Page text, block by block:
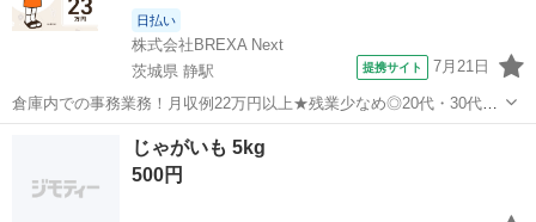
日払い
株式会社BREXA Next
茨城県 静駅
提携サイト 7月21日
倉庫内での事務業務！月収例22万円以上★残業少なめ◎20代・30代・
40代の男女活躍中！空調完備で快適作業★食堂利用可◎マイカー通勤
OK◎無料駐車場完備！《茨城県常陸大宮市》 人気の工場のお仕事 ◇
電子部品製造倉庫内の事務...
常陸大宮市 静駅
じゃがいも 5kg
500円